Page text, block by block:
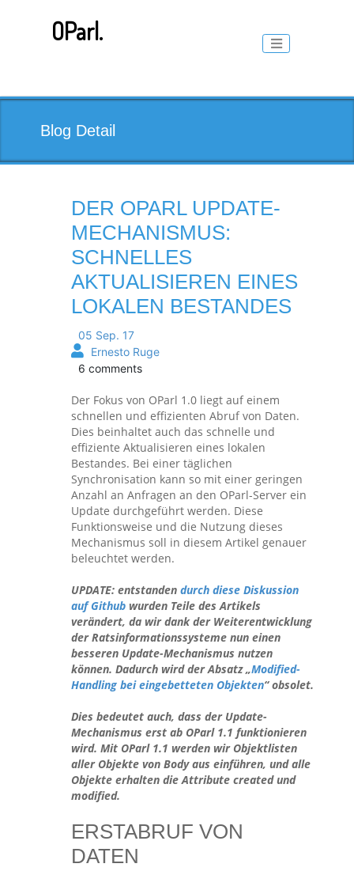
OParl. Toggle
Blog Detail
DER OPARL UPDATE-
MECHANISMUS:
SCHNELLES
AKTUALISIEREN EINES
LOKALEN BESTANDES
05 Sep. 17
Ernesto Ruge
6 comments
Der Fokus von OParl 1.0 liegt auf einem
schnellen und effizienten Abruf von Daten.
Dies beinhaltet auch das schnelle und
effiziente Aktualisieren eines lokalen
Bestandes. Bei einer täglichen
Synchronisation kann so mit einer geringen
Anzahl an Anfragen an den OParl-Server ein
Update durchgeführt werden. Diese
Funktionsweise und die Nutzung dieses
Mechanismus soll in diesem Artikel genauer
beleuchtet werden.
UPDATE: entstanden durch diese Diskussion
auf Github wurden Teile des Artikels
verändert, da wir dank der Weiterentwicklung
der Ratsinformationssysteme nun einen
besseren Update-Mechanismus nutzen
können. Dadurch wird der Absatz „Modified-
Handling bei eingebetteten Objekten“ obsolet.
Dies bedeutet auch, dass der Update-
Mechanismus erst ab OParl 1.1 funktionieren
wird. Mit OParl 1.1 werden wir Objektlisten
aller Objekte von Body aus einführen, und alle
Objekte erhalten die Attribute created und
modified.
ERSTABRUF VON
DATEN